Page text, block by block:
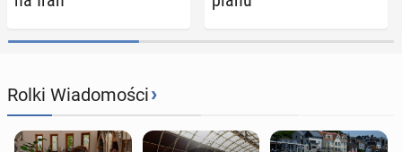
Rolki Wiadomości›